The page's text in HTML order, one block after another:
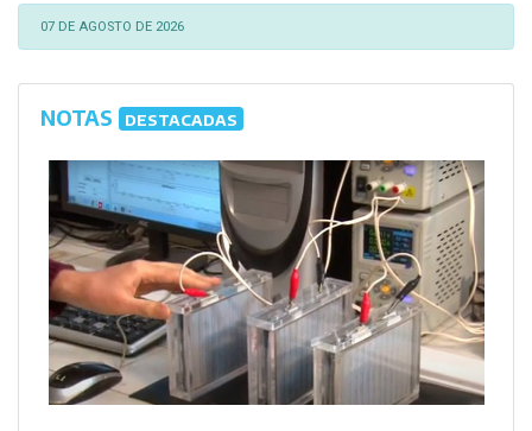
07 DE AGOSTO DE 2026
NOTAS DESTACADAS